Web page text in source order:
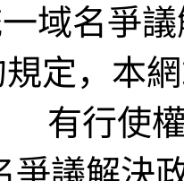
域名爭
定，本
有行使
爭議解決